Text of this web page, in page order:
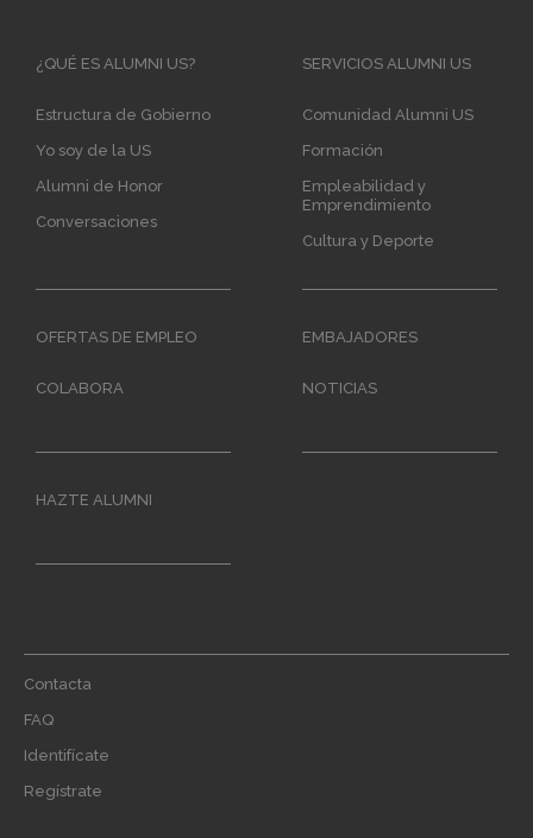
Main
¿QUÉ ES ALUMNI US?
Estructura de Gobierno
Yo soy de la US
Alumni de Honor
Conversaciones
SERVICIOS ALUMNI US
Comunidad Alumni US
Formación
Empleabilidad y
Emprendimiento
Cultura y Deporte
OFERTAS DE EMPLEO EMBAJADORES
COLABORA NOTICIAS
HAZTE ALUMNI
Footer
menu
Contacta
FAQ
Identifícate
Regístrate